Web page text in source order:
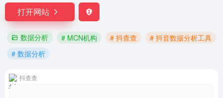
打开网站
数据分析 # MCN机构 # 抖查查
# 抖音数据分析工具
# 数据分析
抖查查